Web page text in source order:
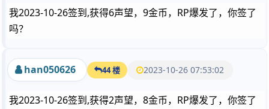
我2023-10-26签到,获得6声望，9金币，RP爆发了，你签了
吗？
han050626 44 楼 2023-10-26 07:53:02
我2023-10-26签到,获得2声望，8金币，RP爆发了，你签了